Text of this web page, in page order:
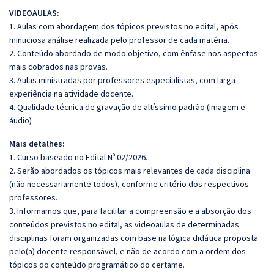
VIDEOAULAS:
1. Aulas com abordagem dos tópicos previstos no edital, após
minuciosa análise realizada pelo professor de cada matéria.
2. Conteúdo abordado de modo objetivo, com ênfase nos aspectos
mais cobrados nas provas.
3. Aulas ministradas por professores especialistas, com larga
experiência na atividade docente.
4. Qualidade técnica de gravação de altíssimo padrão (imagem e
áudio)
Mais detalhes:
1. Curso baseado no Edital Nº 02/2026.
2. Serão abordados os tópicos mais relevantes de cada disciplina
(não necessariamente todos), conforme critério dos respectivos
professores.
3. Informamos que, para facilitar a compreensão e a absorção dos
conteúdos previstos no edital, as videoaulas de determinadas
disciplinas foram organizadas com base na lógica didática proposta
pelo(a) docente responsável, e não de acordo com a ordem dos
tópicos do conteúdo programático do certame.